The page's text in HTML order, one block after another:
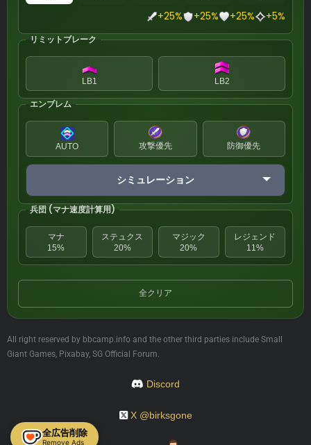
+25% +25% +25% +5%
リミットブレーク
LB1 LB2
エンブレム
AUTO 攻撃優先 防御優先
シミュレーション
兵団 (マナ速度計算用)
マナ
15%
ステュクス
20%
マジック
20%
レジェンド
11%
全クリア
All right reserved by bbcamp.info and the other third parties include Small
Giant Games, Pixabay, SG Official Forum.
Discord
X @birksgone
全広告削除
Remove Ads